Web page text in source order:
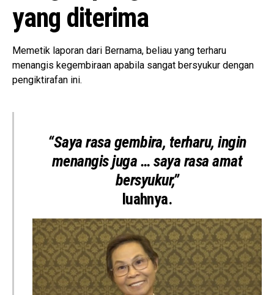
yang diterima
Memetik laporan dari Bernama, beliau yang terharu
menangis kegembiraan apabila sangat bersyukur dengan
pengiktirafan ini.
“Saya rasa gembira, terharu, ingin
menangis juga … saya rasa amat
bersyukur,”
luahnya.